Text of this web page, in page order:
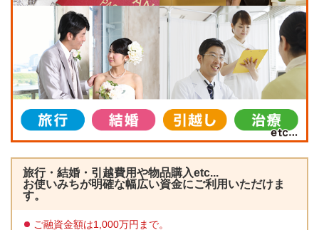
旅行・結婚・引越費用や物品購入etc...
お使いみちが明確な幅広い資金にご利用いただけま
す。
ご融資金額は1,000万円まで。